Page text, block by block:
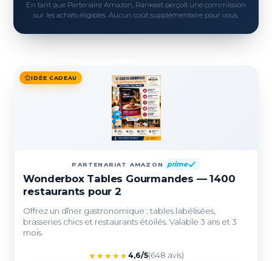
En tant que Partenaire Amazon, Rankeat perçoit une commission
sur les achats éligibles. Aucun coût supplémentaire pour vous.
IDÉE CADEAU
PARTENARIAT AMAZON prime
Wonderbox Tables Gourmandes — 1400
restaurants pour 2
Offrez un dîner gastronomique : tables labélisées,
brasseries chics et restaurants étoilés. Valable 3 ans et 3
mois.
★★★★★ 4,6/5(648 avis)